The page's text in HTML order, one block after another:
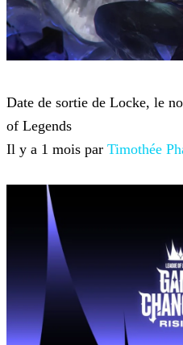
Date de sortie de Locke, le
of Legends
Il y a 1 mois par Timothée